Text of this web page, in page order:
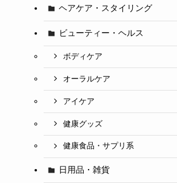
ヘアケア・スタイリング
ビューティー・ヘルス
ボディケア
オーラルケア
アイケア
健康グッズ
健康食品・サプリ系
日用品・雑貨